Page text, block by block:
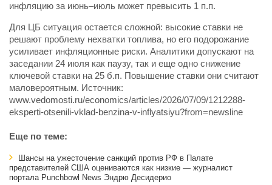
инфляцию за июнь–июль может превысить 1 п.п.
Для ЦБ ситуация остается сложной: высокие ставки не
решают проблему нехватки топлива, но его подорожание
усиливает инфляционные риски. Аналитики допускают на
заседании 24 июля как паузу, так и еще одно снижение
ключевой ставки на 25 б.п. Повышение ставки они считают
маловероятным. Источник:
www.vedomosti.ru/economics/articles/2026/07/09/1212288-
eksperti-otsenili-vklad-benzina-v-inflyatsiyu?from=newsline
Еще по теме:
Шансы на ужесточение санкций против РФ в Палате
представителей США оцениваются как низкие — журналист
портала Punchbowl News Эндрю Десидерио